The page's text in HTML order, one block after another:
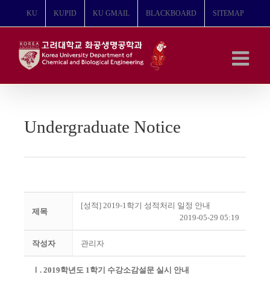
뛰
KU KUPID KU GMAIL BLACKBOARD SITEMAP
Undergraduate Notice
제목
[성적] 2019-1학기 성적처리 일정 안내
2019-05-29 05:19
작성자 관리자
Ⅰ. 2019학년도 1학기 수강소감설문 실시 안내